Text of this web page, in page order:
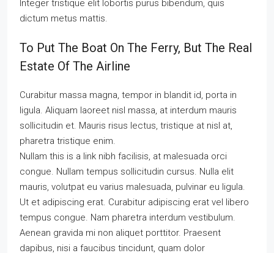
Integer tristique elit lobortis purus bibendum, quis
dictum metus mattis.
To Put The Boat On The Ferry, But The Real
Estate Of The Airline
Curabitur massa magna, tempor in blandit id, porta in
ligula. Aliquam laoreet nisl massa, at interdum mauris
sollicitudin et. Mauris risus lectus, tristique at nisl at,
pharetra tristique enim.
Nullam this is a link nibh facilisis, at malesuada orci
congue. Nullam tempus sollicitudin cursus. Nulla elit
mauris, volutpat eu varius malesuada, pulvinar eu ligula.
Ut et adipiscing erat. Curabitur adipiscing erat vel libero
tempus congue. Nam pharetra interdum vestibulum.
Aenean gravida mi non aliquet porttitor. Praesent
dapibus, nisi a faucibus tincidunt, quam dolor